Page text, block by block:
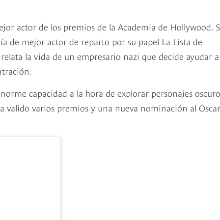
actor de los premios de la Academia de Hollywood.
de mejor actor de reparto por su papel La Lista de
la vida de un empresario nazi que decide ayudar
capacidad a la hora de explorar personajes
varios premios y una nueva nominación al Oscar